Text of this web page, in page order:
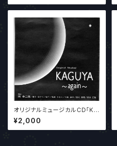
オリジナルミュージカルCD「KA
GUYA」 M3 ART PROJE
CT制作
¥2,000